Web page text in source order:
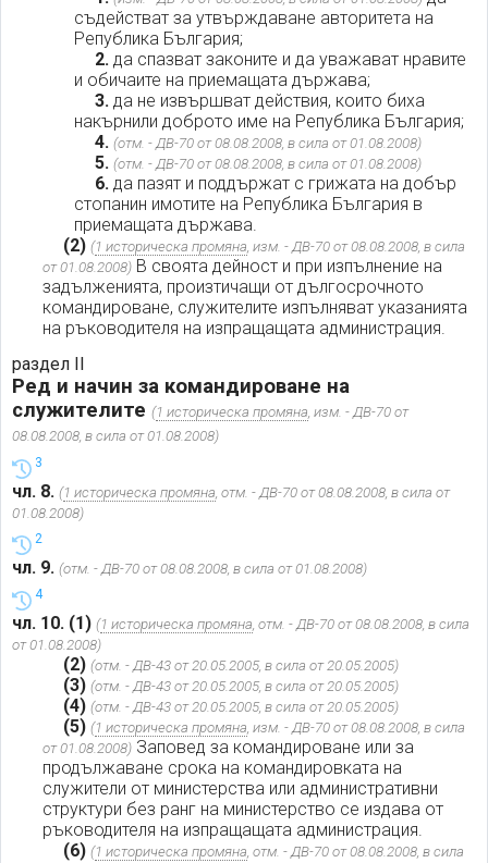
съдействат за утвърждаване авторитета на
Република България;
2.да спазват законите и да уважават нравите
и обичаите на приемащата държава;
3.да не извършват действия, които биха
накърнили доброто име на Република България;
4. (отм. - ДВ-70 от 08.08.2008, в сила от 01.08.2008)
5. (отм. - ДВ-70 от 08.08.2008, в сила от 01.08.2008)
6.да пазят и поддържат с грижата на добър
стопанин имотите на Република България в
приемащата държава.
(2) (1 историческа промяна, изм. - ДВ-70 от 08.08.2008, в сила
от 01.08.2008) В своята дейност и при изпълнение на
задълженията, произтичащи от дългосрочното
командироване, служителите изпълняват указанията
на ръководителя на изпращащата администрация.
раздел II
Ред и начин за командироване на
служителите (1 историческа промяна, изм. - ДВ-70 от
08.08.2008, в сила от 01.08.2008)
3
чл. 8. (1 историческа промяна, отм. - ДВ-70 от 08.08.2008, в сила от
01.08.2008)
2
чл. 9. (отм. - ДВ-70 от 08.08.2008, в сила от 01.08.2008)
4
чл. 10. (1) (1 историческа промяна, отм. - ДВ-70 от 08.08.2008, в сила
от 01.08.2008)
(2) (отм. - ДВ-43 от 20.05.2005, в сила от 20.05.2005)
(3) (отм. - ДВ-43 от 20.05.2005, в сила от 20.05.2005)
(4) (отм. - ДВ-43 от 20.05.2005, в сила от 20.05.2005)
(5) (1 историческа промяна, изм. - ДВ-70 от 08.08.2008, в сила
от 01.08.2008) Заповед за командироване или за
продължаване срока на командировката на
служители от министерства или административни
структури без ранг на министерство се издава от
ръководителя на изпращащата администрация.
(6) (1 историческа промяна, отм. - ДВ-70 от 08.08.2008, в сила